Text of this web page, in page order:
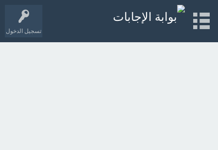
تسجيل الدخول